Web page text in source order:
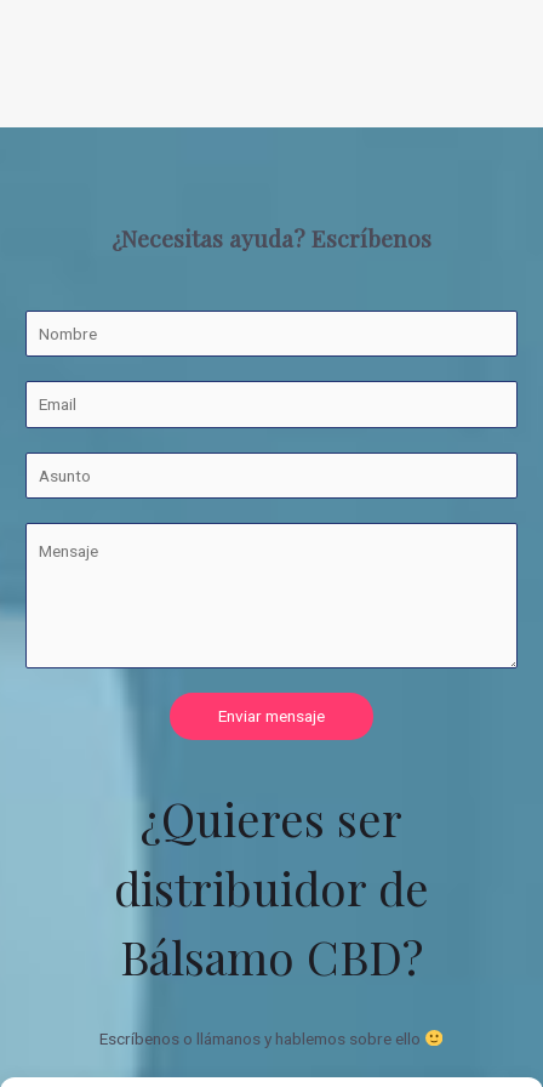
¿Necesitas ayuda? Escríbenos
Enviar mensaje
¿Quieres ser
distribuidor de
Bálsamo CBD?
Escríbenos o llámanos y hablemos sobre ello